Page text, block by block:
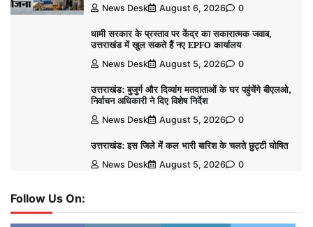
News Desk August 6, 2026 0
धामी सरकार के प्रस्ताव पर केंद्र का सकारात्मक जवाब,
उत्तराखंड में खुल सकते हैं नए EPFO कार्यालय
News Desk August 5, 2026 0
उत्तराखंड: बुजुर्ग और दिव्यांग मतदाताओं के घर पहुंचेंगे बीएलओ,
निर्वाचन अधिकारी ने दिए विशेष निर्देश
News Desk August 5, 2026 0
उत्तराखंड: इस जिले में कल भारी बारिश के चलते छुट्टी घोषित
News Desk August 5, 2026 0
Follow Us On: